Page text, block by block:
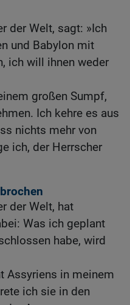
der Welt, sagt: »Ich
und Babylon mit
ich will ihnen weder
großen Sumpf,
Ich kehre es aus
nichts mehr von
ich, der Herrscher
der Welt, hat
Was ich geplant
habe, wird
Assyriens in meinem
ich sie in den